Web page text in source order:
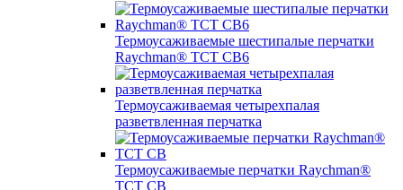
Термоусаживаемые шестипалые перчатки
Raychman® ТСТ СВ6
Термоусаживаемая четырехпалая
разветвленная перчатка
Термоусаживаемые перчатки Raychman®
TCT CB